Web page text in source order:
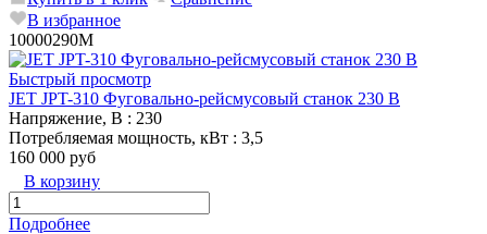
В избранное
10000290M
Быстрый просмотр
JET JPT-310 Фуговально-рейсмусовый станок 230 В
Напряжение, В : 230
Потребляемая мощность, кВт : 3,5
160 000 руб
В корзину
Подробнее